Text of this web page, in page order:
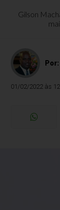
Gilson
Por:
01/02/2022 às